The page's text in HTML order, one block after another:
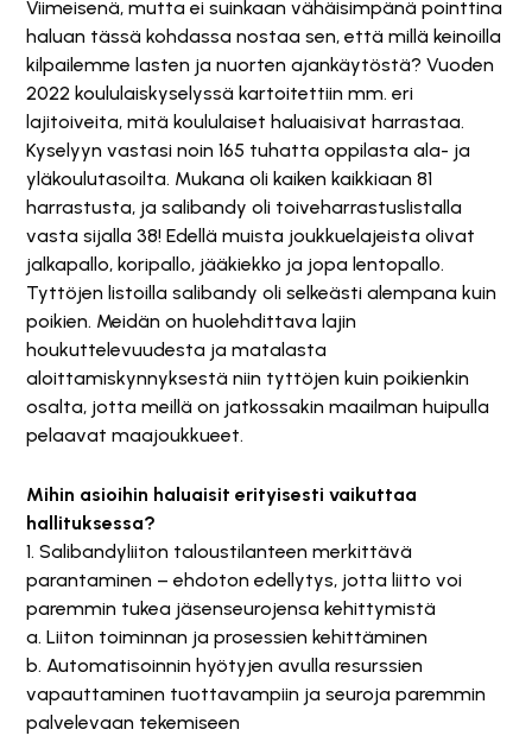
Viimeisenä, mutta ei suinkaan vähäisimpänä pointtina
haluan tässä kohdassa nostaa sen, että millä keinoilla
kilpailemme lasten ja nuorten ajankäytöstä? Vuoden
2022 koululaiskyselyssä kartoitettiin mm. eri
lajitoiveita, mitä koululaiset haluaisivat harrastaa.
Kyselyyn vastasi noin 165 tuhatta oppilasta ala- ja
yläkoulutasoilta. Mukana oli kaiken kaikkiaan 81
harrastusta, ja salibandy oli toiveharrastuslistalla
vasta sijalla 38! Edellä muista joukkuelajeista olivat
jalkapallo, koripallo, jääkiekko ja jopa lentopallo.
Tyttöjen listoilla salibandy oli selkeästi alempana kuin
poikien. Meidän on huolehdittava lajin
houkuttelevuudesta ja matalasta
aloittamiskynnyksestä niin tyttöjen kuin poikienkin
osalta, jotta meillä on jatkossakin maailman huipulla
pelaavat maajoukkueet.
Mihin asioihin haluaisit erityisesti vaikuttaa
hallituksessa?
1. Salibandyliiton taloustilanteen merkittävä
parantaminen – ehdoton edellytys, jotta liitto voi
paremmin tukea jäsenseurojensa kehittymistä
a. Liiton toiminnan ja prosessien kehittäminen
b. Automatisoinnin hyötyjen avulla resurssien
vapauttaminen tuottavampiin ja seuroja paremmin
palvelevaan tekemiseen